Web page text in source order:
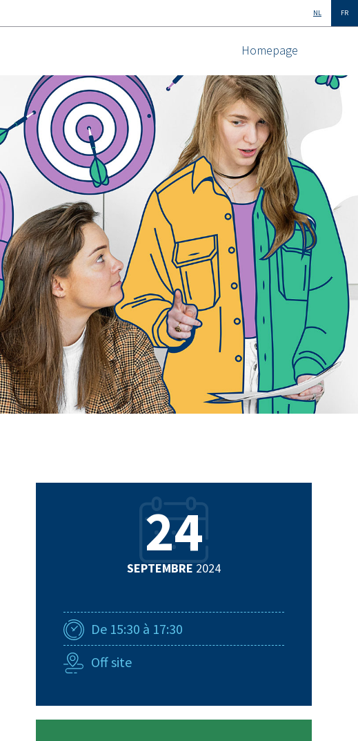
NL FR
Homepage
24
SEPTEMBRE2024
De 15:30 à 17:30
Off site